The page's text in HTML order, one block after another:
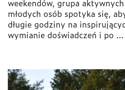
weekendów, grupa
młodych osób spotyka się,
długie godziny na
wymianie doświadczeń i po ...